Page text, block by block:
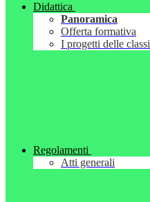
Didattica
Panoramica
Offerta formativa
I progetti delle classi
Regolamenti
Atti generali